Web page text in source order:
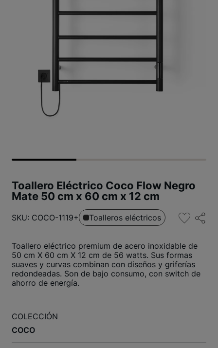
Toallero Eléctrico Coco Flow Negro
Mate 50 cm x 60 cm x 12 cm
SKU: COCO-1119+ Toalleros eléctricos
Toallero eléctrico premium de acero inoxidable de
50 cm X 60 cm X 12 cm de 56 watts. Sus formas
suaves y curvas combinan con diseños y griferías
redondeadas. Son de bajo consumo, con switch de
ahorro de energía.
COLECCIÓN
COCO